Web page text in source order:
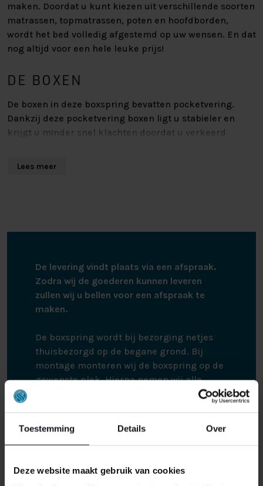
Toestemming Details Over
Deze website maakt gebruik van cookies
maken. Doordat u kunt kiezen uit verschillende soorten
matrassen, topmatrassen, poten en hoofdborden,
wordt het bed volledig afgestemd op uw wensen. En dat
nog altijd voor een hele leuke prijs!
DE BOXEN
De boxen in deze boxspring bevatten pocketvering.
Dankzij deze pocketvering boxen ligt u stabieler en
krijgt u minder snel klachten doordat u verkeerd
Denkt u aan een matras dat u perfecte ondersteuning
en maximaal comfort biedt terwijl u slaapt, dan denkt u
aan het pocketvering matras van de Hälsing 7400. Dit
matras bestaat namelijk uit 9 comfortzones. deze
lichaam kan vormen, dit ter hoogte van uw rug, heupen
en schouders. Doordat de pocketvering matrassen zijn
afgedekt met HR-40 koudschuim, beschikken zij over
verkrijgbaar in drie types; het soft matras voor
mensen van 85kg of minder, en het firm matras voor
mensen vanaf 85kg. Zo kiest u zelf het pocketvering
Lees meer
De levering vindt plaats via een afspraak.
Zodra wij de goederen kunnen leveren
zullen wij u bellen voor een afspraak te
maken.
De boxspring wordt bij bezorging netjes
thuisbezorgd op de begane grond. Bij
montage monteren wij de boxspring op de
gewenste plek. Hierna nemen wij alle
verpakking materialen weer mee terug,
zodat alles netjes achtergelaten wordt. De
plastic om eventuele schade te voorkomen.